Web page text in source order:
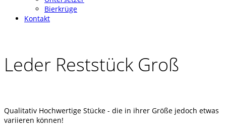
Bierkrüge
Kontakt
Leder Reststück Groß
Qualitativ Hochwertige Stücke - die in ihrer Größe jedoch etwas
variieren können!